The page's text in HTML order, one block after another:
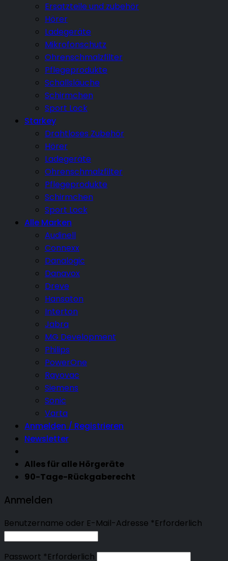
Ersatzteile und zubehör
Hörer
Ladegeräte
Mikrofonschutz
Ohrenschmalzfilter
Pflegeprodukte
Schallsläuche
Schirmchen
Sport Lock
Starkey
Drahtloses Zubehör
Hörer
Ladegeräte
Ohrenschmalzfilter
Pflegeprodukte
Schirmchen
Sport Lock
Alle Marken
Audinell
Connexx
Danalogic
Danavox
Dreve
Hansaton
Interton
Jabra
MG Development
Philips
PowerOne
Rayovac
Siemens
Sonic
Varta
Anmelden / Registrieren
Newsletter
Alles für alle Hörgeräte
90-Tage-Rückgaberecht
Anmelden
Benutzername oder E-Mail-Adresse *Erforderlich
Passwort *Erforderlich